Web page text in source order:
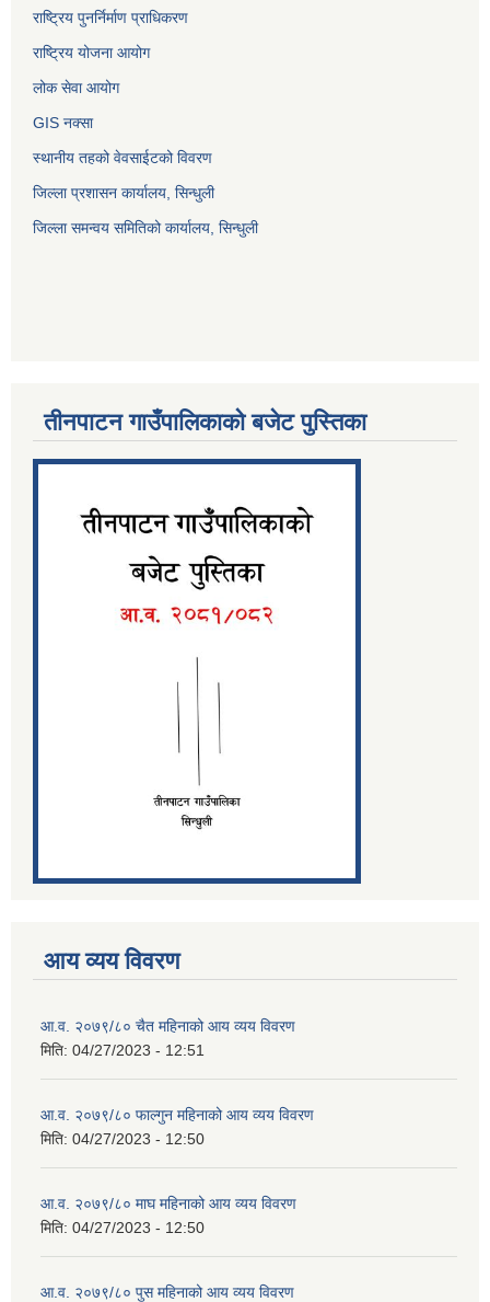
राष्ट्रिय पुनर्निर्माण प्राधिकरण
राष्ट्रिय योजना आयोग
लोक सेवा आयोग
GIS नक्सा
स्थानीय तहको वेवसाईटको विवरण
जिल्ला प्रशासन कार्यालय, सिन्धुली
जिल्ला समन्वय समितिको कार्यालय, सिन्धुली
तीनपाटन गाउँपालिकाको बजेट पुस्तिका
आय व्यय विवरण
आ.व. २०७९/८० चैत महिनाको आय व्यय विवरण
मिति: 04/27/2023 - 12:51
आ.व. २०७९/८० फाल्गुन महिनाको आय व्यय विवरण
मिति: 04/27/2023 - 12:50
आ.व. २०७९/८० माघ महिनाको आय व्यय विवरण
मिति: 04/27/2023 - 12:50
आ.व. २०७९/८० पुस महिनाको आय व्यय विवरण